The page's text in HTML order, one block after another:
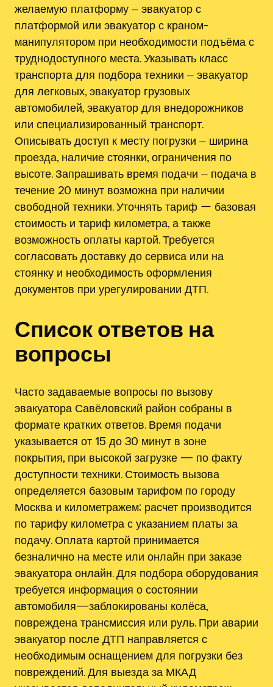
желаемую платформу ⏤ эвакуатор с
платформой или эвакуатор с краном-
манипулятором при необходимости подъёма с
труднодоступного места. Указывать класс
транспорта для подбора техники ⏤ эвакуатор
для легковых, эвакуатор грузовых
автомобилей, эвакуатор для внедорожников
или специализированный транспорт.
Описывать доступ к месту погрузки ⏤ ширина
проезда, наличие стоянки, ограничения по
высоте. Запрашивать время подачи ⏤ подача в
течение 20 минут возможна при наличии
свободной техники. Уточнять тариф ー базовая
стоимость и тариф километра, а также
возможность оплаты картой. Требуется
согласовать доставку до сервиса или на
стоянку и необходимость оформления
документов при урегулировании ДТП.
Список ответов на
вопросы
Часто задаваемые вопросы по вызову
эвакуатора Савёловский район собраны в
формате кратких ответов. Время подачи
указывается от 15 до 30 минут в зоне
покрытия, при высокой загрузке — по факту
доступности техники. Стоимость вызова
определяется базовым тарифом по городу
Москва и километражем; расчет производится
по тарифу километра с указанием платы за
подачу. Оплата картой принимается
безналично на месте или онлайн при заказе
эвакуатора онлайн. Для подбора оборудования
требуется информация о состоянии
автомобиля—заблокированы колёса,
повреждена трансмиссия или руль. При аварии
эвакуатор после ДТП направляется с
необходимым оснащением для погрузки без
повреждений. Для выезда за МКАД